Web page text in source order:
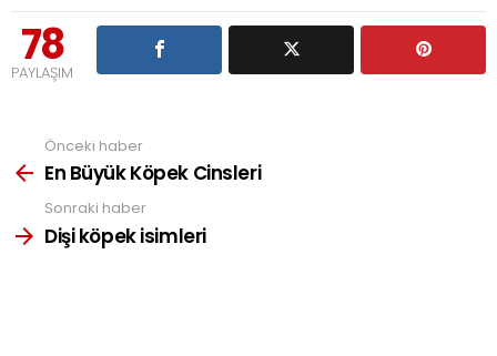
78
PAYLAŞIM
more
Önceki haber
En Büyük Köpek Cinsleri
Sonraki haber
Dişi köpek isimleri